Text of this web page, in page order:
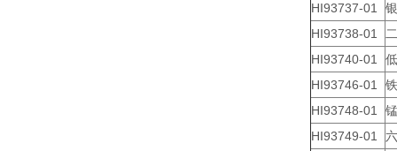
HI93737-01
HI93738-01
HI93740-01
HI93746-01
HI93748-01
HI93749-01